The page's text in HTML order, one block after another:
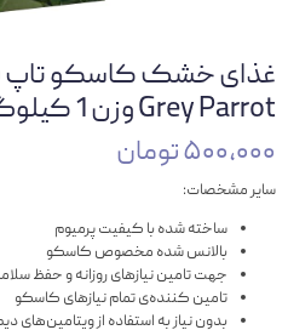
Grey Parrot وزن 1 کیلوگرم
۵۰۰,۰۰۰ تومان
سایر مشخصات:
ساخته شده با کیفیت پرمیوم
بالانس شده مخصوص کاسکو
جهت تامین نیازهای روزانه و حفظ
تامین کننده‌ی تمام نیازهای کاسکو
بدون نیاز به استفاده از